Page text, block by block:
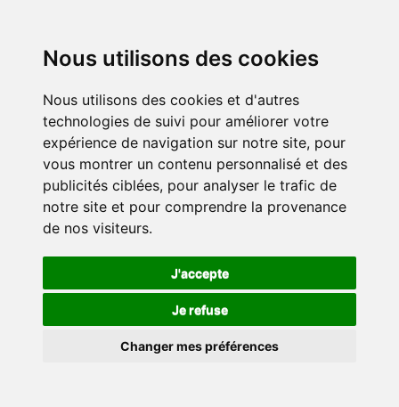
Nous utilisons des cookies
Nous utilisons des cookies et d'autres
technologies de suivi pour améliorer votre
expérience de navigation sur notre site, pour
vous montrer un contenu personnalisé et des
publicités ciblées, pour analyser le trafic de
notre site et pour comprendre la provenance
de nos visiteurs.
J'accepte
Je refuse
Changer mes préférences